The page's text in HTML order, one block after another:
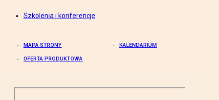
Szkolenia i konferencje
MAPA STRONY KALENDARIUM
OFERTA PRODUKTOWA